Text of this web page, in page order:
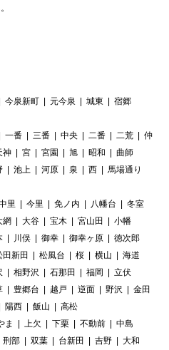
今泉新町 元今泉 城東
宿郷
一番 三番 中央 二番 二荒
仲
神 宮 宮園 旭 昭和
曲師
池上 河原 泉 西
馬場通り
里 今里 免ノ内 八幡台
冬室
網 大谷 宝木 宮山田
小幡
川俣 御幸 御幸ヶ原
徳次郎
田新田 松風台 桜 横山
海道
相野沢 石那田 福岡
立伏
豊郷台 越戸 逆面 野沢
金田
陽西 飯山
高松
ま 上欠 下栗 不動前
中島
刑部 双葉 台新田 吉野
大和